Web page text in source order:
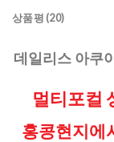
상품평 (20)
데일리스 아쿠
멀티포컬
홍콩현지에